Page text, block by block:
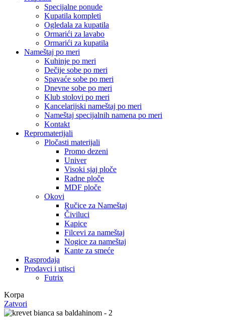
Specijalne ponude
Kupatila kompleti
Ogledala za kupatila
Ormarići za lavabo
Ormarići za kupatila
Nameštaj po meri
Kuhinje po meri
Dečije sobe po meri
Spavaće sobe po meri
Dnevne sobe po meri
Klub stolovi po meri
Kancelarijski nameštaj po meri
Nameštaj specijalnih namena po meri
Kontakt
Repromaterijali
Pločasti materijali
Promo dezeni
Univer
Visoki sjaj ploče
Radne ploče
MDF ploče
Okovi
Ručice za Nameštaj
Čiviluci
Kapice
Filcevi za nameštaj
Nogice za nameštaj
Kante za smeće
Rasprodaja
Prodavci i utisci
Futrix
Korpa
Zatvori